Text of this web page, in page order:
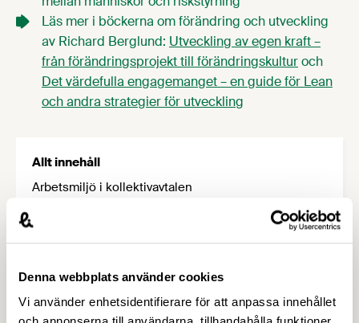
Denna webbplats använder cookies
Vi använder enhetsidentifierare för att anpassa innehållet
Läs mer i böckerna om förändring och utveckling
av Richard Berglund: Utveckling av egen kraft –
från förändringsprojekt till förändringskulturoch
Det värdefulla engagemanget – en guide för Lean
och andra strategier för utveckling
Allt innehåll
Arbetsmiljö i kollektivavtalen
Arbetsmiljöarbete i det lilla företaget – så kommer
du igång
Arbetsmiljönätverket
Arbetsmiljöregler
Buller